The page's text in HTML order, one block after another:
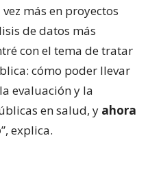
más en proyectos
de datos más
con el tema de tratar
cómo poder llevar
evaluación y la
en salud, y ahora
”, explica.